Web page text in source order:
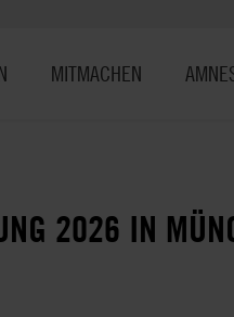
MITMACHEN
2026 IN